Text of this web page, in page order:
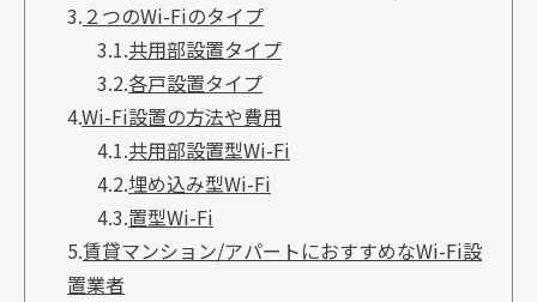
3. ２つのWi-Fiのタイプ
3.1.共用部設置タイプ
3.2.各戸設置タイプ
4.Wi-Fi設置の方法や費用
4.1.共用部設置型Wi-Fi
4.2.埋め込み型Wi-Fi
4.3.置型Wi-Fi
5.賃貸マンション/アパートにおすすめなWi-Fi設
置業者